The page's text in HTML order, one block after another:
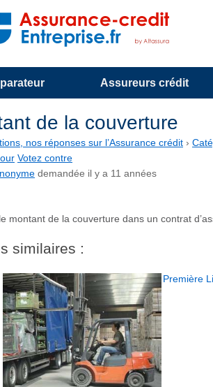
Assureurs crédit
de la couverture
nos réponses sur l’Assurance crédit ›
Votez contre
demandée il y a 11 années
montant de la couverture dans un contrat
similaires :
Première